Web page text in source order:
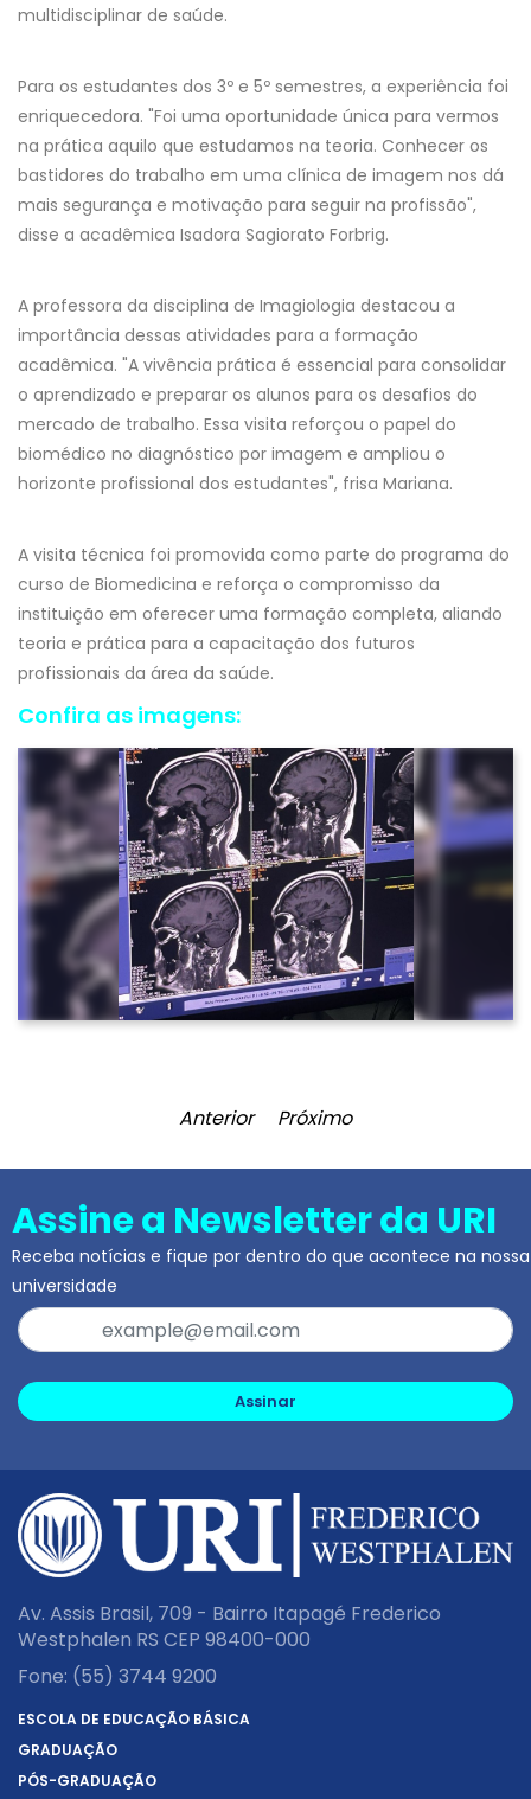
multidisciplinar de saúde.
Para os estudantes dos 3º e 5º semestres, a experiência foi
enriquecedora. "Foi uma oportunidade única para vermos
na prática aquilo que estudamos na teoria. Conhecer os
bastidores do trabalho em uma clínica de imagem nos dá
mais segurança e motivação para seguir na profissão",
disse a acadêmica Isadora Sagiorato Forbrig.
A professora da disciplina de Imagiologia destacou a
importância dessas atividades para a formação
acadêmica. "A vivência prática é essencial para consolidar
o aprendizado e preparar os alunos para os desafios do
mercado de trabalho. Essa visita reforçou o papel do
biomédico no diagnóstico por imagem e ampliou o
horizonte profissional dos estudantes", frisa Mariana.
A visita técnica foi promovida como parte do programa do
curso de Biomedicina e reforça o compromisso da
instituição em oferecer uma formação completa, aliando
teoria e prática para a capacitação dos futuros
profissionais da área da saúde.
Confira as imagens:
Anterior Próximo
Assine a Newsletter da URI
Receba notícias e fique por dentro do que acontece na nossa
universidade
Assinar
Av. Assis Brasil, 709 - Bairro Itapagé Frederico
Westphalen RS CEP 98400-000
Fone: (55) 3744 9200
ESCOLA DE EDUCAÇÃO BÁSICA
GRADUAÇÃO
PÓS-GRADUAÇÃO